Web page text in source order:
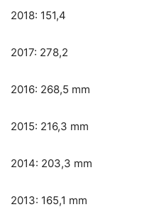
2018: 151,4
2017: 278,2
2016: 268,5 mm
2015: 216,3 mm
2014: 203,3 mm
2013: 165,1 mm